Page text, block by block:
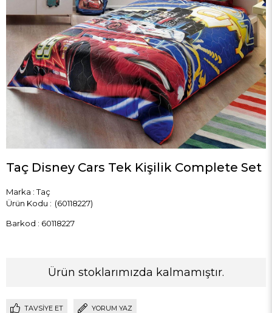
Taç Disney Cars Tek Kişilik Complete Set
Marka : Taç
(60118227)
Barkod : 60118227
Ürün stoklarımızda kalmamıştır.
TAVSIYE ET YORUM YAZ